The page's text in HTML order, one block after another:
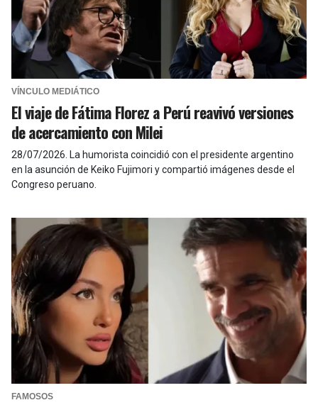
VÍNCULO MEDIÁTICO
El viaje de Fátima Florez a Perú reavivó versiones
de acercamiento con Milei
28/07/2026 La humorista coincidió con el presidente argentino
en la asunción de Keiko Fujimori y compartió imágenes desde el
Congreso peruano.
FAMOSOS